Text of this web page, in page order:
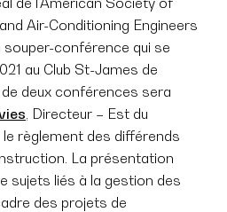
Air-Conditioning Engineers
souper-conférence qui se
au Club St-James de
deux conférences sera
, Directeur – Est du
règlement des différends
La présentation
sujets liés à la gestion des
des projets de